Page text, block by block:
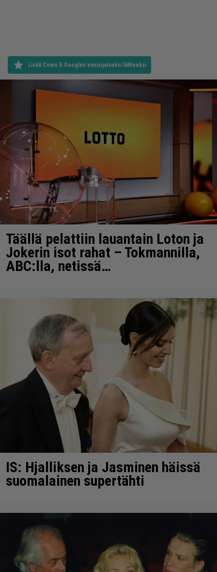
Lisää Como.fi Googlen ensisijaiseksi lähteeksi
Täällä pelattiin lauantain Loton ja
Jokerin isot rahat – Tokmannilla,
ABC:lla, netissä…
IS: Hjalliksen ja Jasminen häissä
suomalainen supertähti